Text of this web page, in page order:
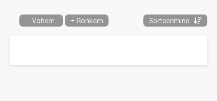
- Vähem + Rohkem Sorteerimine